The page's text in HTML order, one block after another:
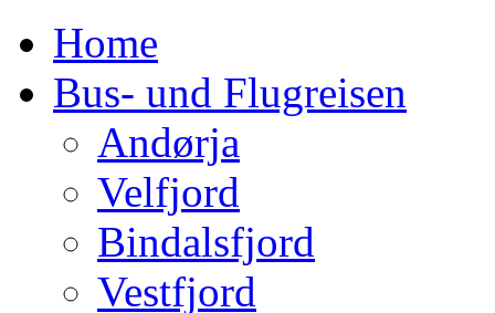
Home
Bus- und Flugreisen
Andørja
Velfjord
Bindalsfjord
Vestfjord